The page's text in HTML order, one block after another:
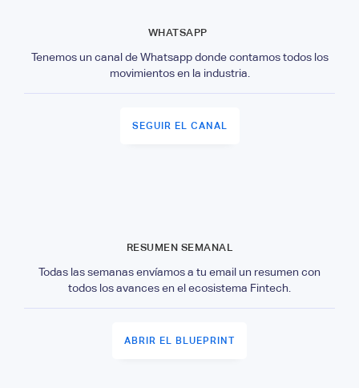
WHATSAPP
Tenemos un canal de Whatsapp donde contamos todos los
movimientos en la industria.
SEGUIR EL CANAL
RESUMEN SEMANAL
Todas las semanas envíamos a tu email un resumen con
todos los avances en el ecosistema Fintech.
ABRIR EL BLUEPRINT